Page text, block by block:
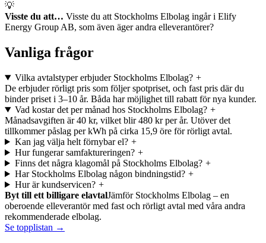
💡
Visste du att… Visste du att Stockholms Elbolag ingår i Elify
Energy Group AB, som även äger andra elleverantörer?
Vanliga frågor
Vilka avtalstyper erbjuder Stockholms Elbolag? +
De erbjuder rörligt pris som följer spotpriset, och fast pris där du
binder priset i 3–10 år. Båda har möjlighet till rabatt för nya kunder.
Vad kostar det per månad hos Stockholms Elbolag? +
Månadsavgiften är 40 kr, vilket blir 480 kr per år. Utöver det
tillkommer påslag per kWh på cirka 15,9 öre för rörligt avtal.
Kan jag välja helt förnybar el? +
Hur fungerar samfaktureringen? +
Finns det några klagomål på Stockholms Elbolag? +
Har Stockholms Elbolag någon bindningstid? +
Hur är kundservicen? +
Byt till ett billigare elavtalJämför Stockholms Elbolag – en
oberoende elleverantör med fast och rörligt avtal med våra andra
rekommenderade elbolag.
Se topplistan →